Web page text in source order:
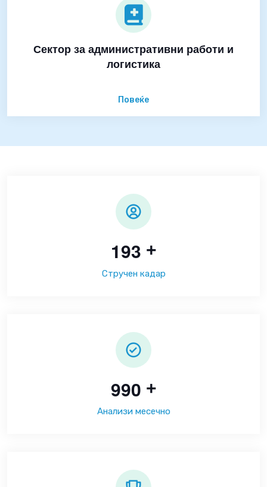
Сектор за административни работи и
логистика
Повеќе
193 +
Стручен кадар
990 +
Анализи месечно